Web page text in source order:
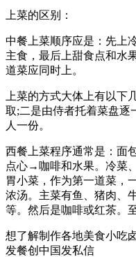
上菜的区别：
中餐上菜顺序应是：先上
主食，最后上甜食点和水
道菜应同时上。
上菜的方式大体上有以下
取;二是由侍者托着菜盘逐
人一份。
西餐上菜程序通常是：
点心→咖啡和水果。冷菜
胃小菜，作为第一道菜，
浓汤。主菜有鱼、猪肉、
等。然后是咖啡或红茶。
想了解制作各地美食小吃
发餐创中国发私信